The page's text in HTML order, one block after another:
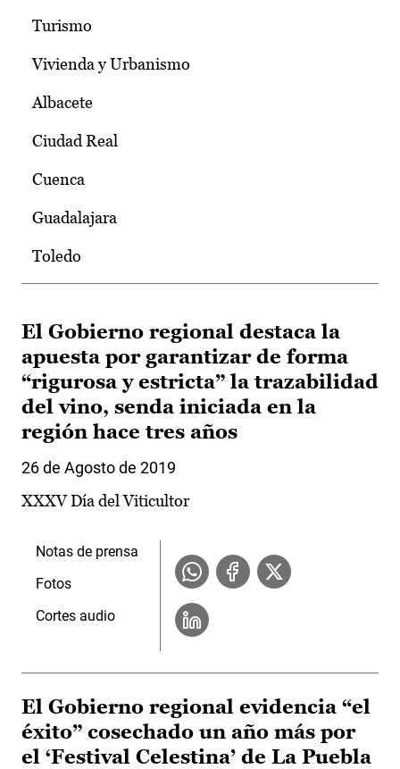
Turismo
Vivienda y Urbanismo
Albacete
Ciudad Real
Cuenca
Guadalajara
Toledo
El Gobierno regional destaca la
apuesta por garantizar de forma
“rigurosa y estricta” la trazabilidad
del vino, senda iniciada en la
región hace tres años
26 de Agosto de 2019
XXXV Día del Viticultor
Notas de prensa
Fotos
Cortes audio
El Gobierno regional evidencia “el
éxito” cosechado un año más por
el ‘Festival Celestina’ de La Puebla